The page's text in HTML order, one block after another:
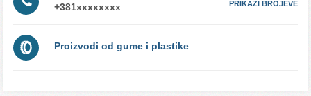
PRIKAŽI BROJEVE
Proizvodi od gume i plastike